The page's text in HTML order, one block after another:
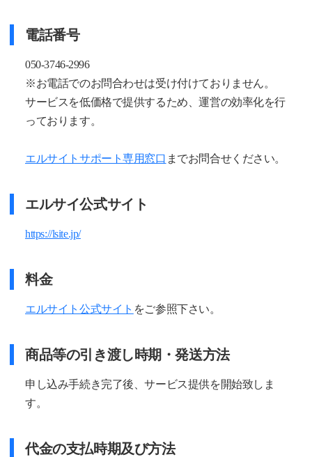
電話番号
050-3746-2996
※お電話でのお問合わせは受け付けておりません。
サービスを低価格で提供するため、運営の効率化を行
っております。
エルサイトサポート専用窓口 までお問合せください。
エルサイ公式サイト
https://lsite.jp/
料金
エルサイト公式サイト をご参照下さい。
商品等の引き渡し時期・発送方法
申し込み手続き完了後、サービス提供を開始致しま
す。
代金の支払時期及び方法